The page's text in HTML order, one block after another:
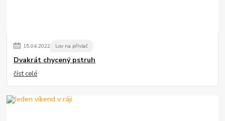
15.04.2022 Lov na přívlač
Dvakrát chycený pstruh
číst celé